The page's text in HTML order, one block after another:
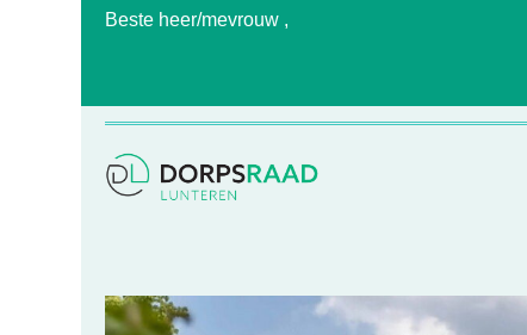
Beste heer/mevrouw ,